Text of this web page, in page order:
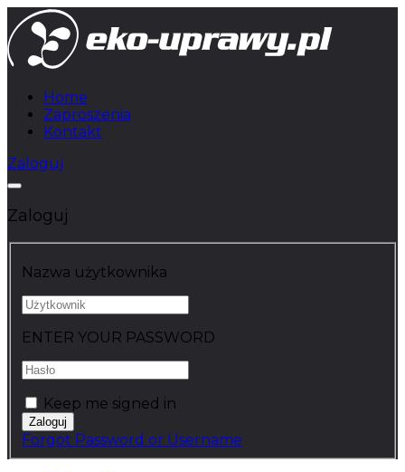
Home
Zaproszenia
Kontakt
Zaloguj
Zaloguj
Nazwa użytkownika
ENTER YOUR PASSWORD
Keep me signed in
Forgot Password or Username